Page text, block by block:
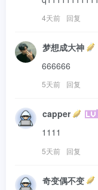
4天前 回复
梦想成大神
666666
5天前 回复
capper
1111
5天前 回复
奇变偶不变